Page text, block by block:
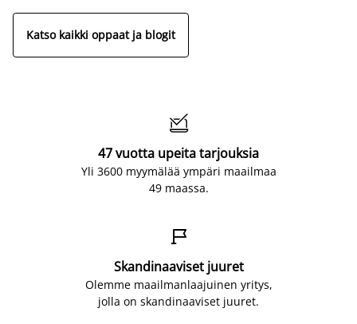
Katso kaikki oppaat ja blogit

47 vuotta upeita tarjouksia
Yli 3600 myymälää ympäri maailmaa
49 maassa.

Skandinaaviset juuret
Olemme maailmanlaajuinen yritys,
jolla on skandinaaviset juuret.